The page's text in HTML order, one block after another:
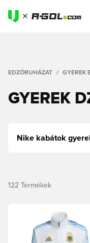
EDZŐRUHÁZAT GYEREK
GYEREK
Nike kabátok
122 Termékek
Megnyit egy modált